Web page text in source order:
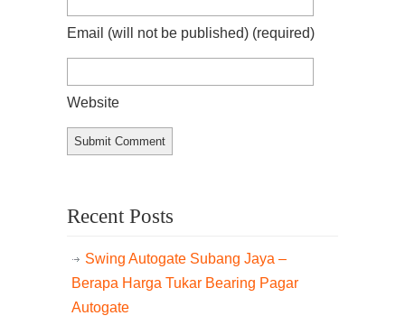
Email (will not be published) (required)
Website
Recent Posts
Swing Autogate Subang Jaya –
Berapa Harga Tukar Bearing Pagar
Autogate